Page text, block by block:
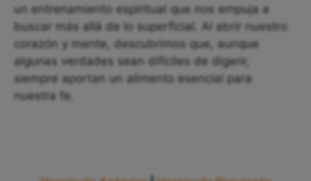
un entrenamiento espiritual que nos empuja a
buscar más allá de lo superficial. Al abrir nuestro
corazón y mente, descubrimos que, aunque
algunas verdades sean difíciles de digerir,
siempre aportan un alimento esencial para
nuestra fe.